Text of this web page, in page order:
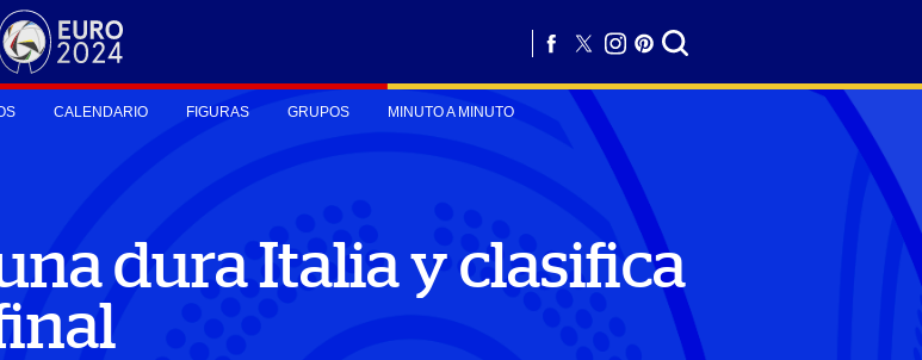
CALENDARIO FIGURAS GRUPOS MINUTO A MINUTO
dura Italia y clasifica